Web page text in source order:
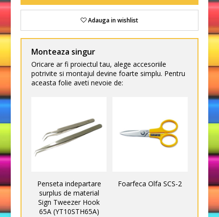
Adauga in wishlist
Monteaza singur
Oricare ar fi proiectul tau, alege accesoriile
potrivite si montajul devine foarte simplu. Pentru
aceasta folie aveti nevoie de:
Penseta indepartare
surplus de material
Sign Tweezer Hook
65A (YT10STH65A)
Foarfeca Olfa SCS-2